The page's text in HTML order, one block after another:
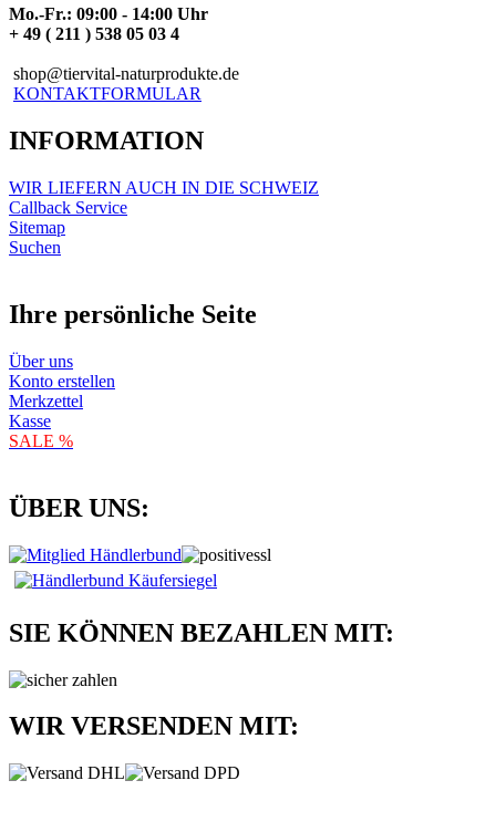
Mo.-Fr.: 09:00 - 14:00 Uhr
+ 49 ( 211 ) 538 05 03 4
shop@tiervital-naturprodukte.de
KONTAKTFORMULAR
INFORMATION
WIR LIEFERN AUCH IN DIE SCHWEIZ
Callback Service
Sitemap
Suchen
Ihre persönliche Seite
Über uns
Konto erstellen
Merkzettel
Kasse
SALE %
ÜBER UNS:
SIE KÖNNEN BEZAHLEN MIT:
WIR VERSENDEN MIT: